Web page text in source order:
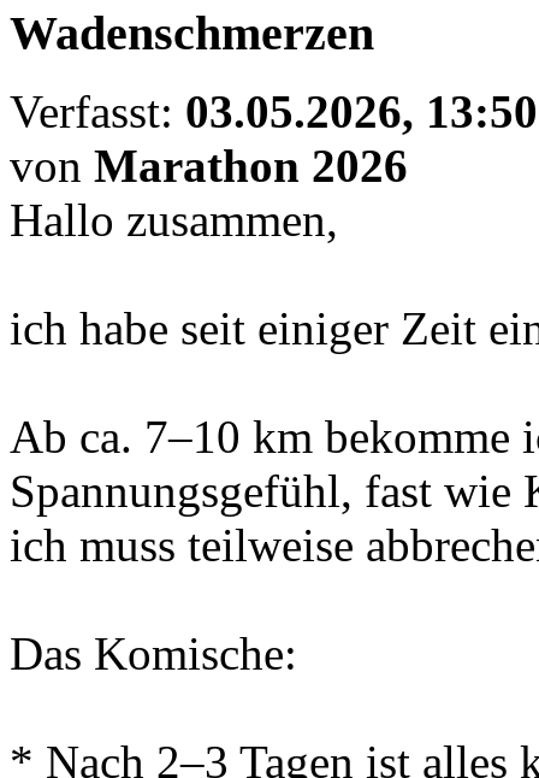
Wadenschmerzen
Verfasst: 03.05.2026, 13:50
von Marathon 2026
Hallo zusammen,
ich habe seit einiger Zeit
Ab ca. 7–10 km bekomme
Spannungsgefühl, fast
ich muss teilweise
Das Komische:
* Nach 2–3 Tagen ist alles